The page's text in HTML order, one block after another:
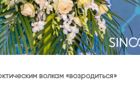
волкам «возродиться»